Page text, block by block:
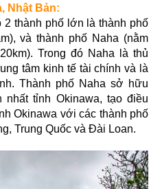
Nhật Bản:
2 thành phố lớn là thành phố
và thành phố Naha (nằm
Trong đó Naha là thủ
tâm kinh tế tài chính và là
Thành phố Naha sở hữu
tỉnh Okinawa, tạo điều
Okinawa với các thành phố
Trung Quốc và Đài Loan.